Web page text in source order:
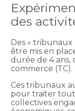
des
Des « tribunaux
être mis en
durée de 4 ans,
commerce (TC).
Ces tribunaux
pour traiter
collectives